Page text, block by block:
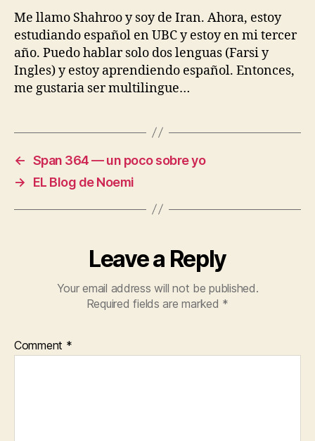
Me llamo Shahroo y soy de Iran. Ahora, estoy
estudiando español en UBC y estoy en mi tercer
año. Puedo hablar solo dos lenguas (Farsi y
Ingles) y estoy aprendiendo español. Entonces,
me gustaria ser multilingue…
← Span 364 — un poco sobre yo
→
EL Blog de Noemi
Leave a Reply
Your email address will not be published.
Required fields are marked *
Comment *